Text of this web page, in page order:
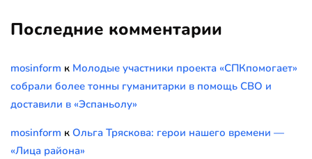
Последние комментарии
mosinform к Молодые участники проекта «СПКпомогает»
собрали более тонны гуманитарки в помощь СВО и
доставили в «Эспаньолу»
mosinform к Ольга Тряскова: герои нашего времени —
«Лица района»